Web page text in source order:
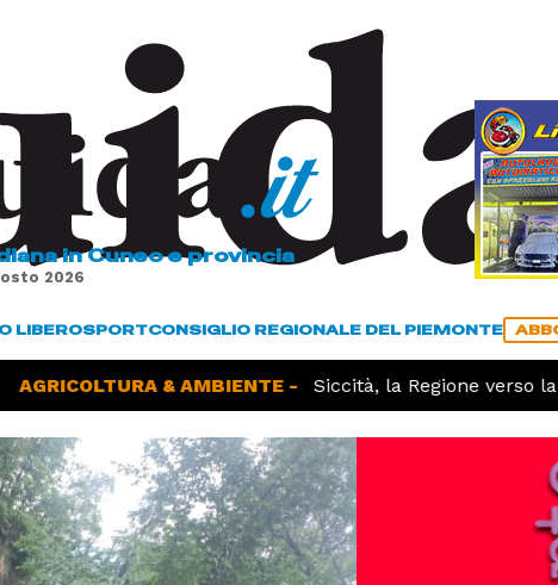
in Cuneo e provincia
2026
LIBEROSPORTCONSIGLIO REGIONALE DEL PIEMONTE
& AMBIENTE - Siccità, la Regione verso la